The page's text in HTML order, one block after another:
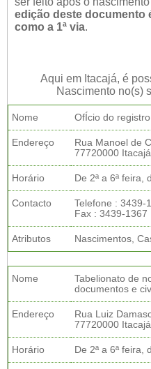
edição deste documento
como a 1ª via.
Aqui em Itacajá, é
Nascimento no(s)
Nome OfÍcio do
Endereço
Rua Manoel de
77720000 Itacajá
Horário De 2ª a 6ª feira,
Contacto
Telefone : 3439-
Fax : 3439-1367
Atributos Nascimentos,
Nome
Tabelionato de
documentos e
Endereço
Rua Luiz
77720000 Itacajá
Horário De 2ª a 6ª feira,